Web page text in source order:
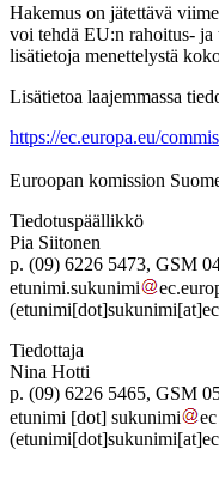
Hakemus on jätettävä
voi tehdä EU:n rahoitus- ja
lisätietoja menettelystä
Lisätietoa laajemmassa
https://ec.europa.eu/
Euroopan komission
Tiedotuspäällikkö
Pia Siitonen
p. (09) 6226 5473, GSM
etunimi.sukunimi ec.
Tiedottaja
Nina Hotti
p. (09) 6226 5465, GSM
etunimi [dot] sukunimi ec